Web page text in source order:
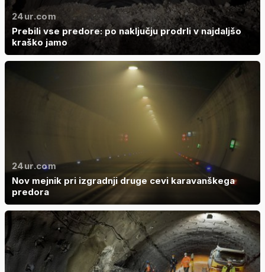
24ur.com
Prebili vse predore: po naključju prodrli v najdaljšo
kraško jamo
24ur.com
Nov mejnik pri izgradnji druge cevi karavanškega
predora